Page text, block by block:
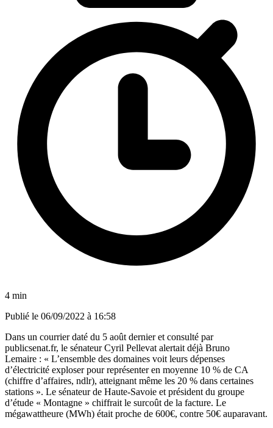
4 min
Publié le 06/09/2022 à 16:58
Dans un courrier daté du 5 août dernier et consulté par
publicsenat.fr, le sénateur Cyril Pellevat alertait déjà Bruno
Lemaire : « L’ensemble des domaines voit leurs dépenses
d’électricité exploser pour représenter en moyenne 10 % de CA
(chiffre d’affaires, ndlr), atteignant même les 20 % dans certaines
stations ». Le sénateur de Haute-Savoie et président du groupe
d’étude « Montagne » chiffrait le surcoût de la facture. Le
mégawattheure (MWh) était proche de 600€, contre 50€ auparavant.